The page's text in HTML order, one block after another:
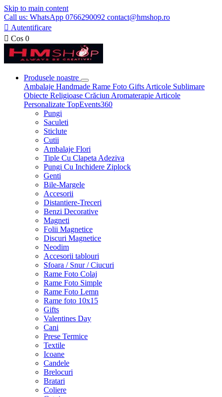
Skip to main content
Call us: WhatsApp 0766290092 contact@hmshop.ro
 Autentificare
 Cos 0
Produsele noastre
Ambalaje Handmade Rame Foto Gifts Articole Sublimare
Obiecte Religioase Crăciun Aromaterapie Articole
Personalizate TopEvents360
Pungi
Saculeti
Sticlute
Cutii
Ambalaje Flori
Tiple Cu Clapeta Adeziva
Pungi Cu Inchidere Ziplock
Genti
Bile-Margele
Accesorii
Distantiere-Treceri
Benzi Decorative
Magneti
Folii Magnetice
Discuri Magnetice
Neodim
Accesorii tablouri
Sfoara / Snur / Ciucuri
Rame Foto Colaj
Rame Foto Simple
Rame Foto Lemn
Rame foto 10x15
Gifts
Valentines Day
Cani
Prese Termice
Textile
Icoane
Candele
Brelocuri
Bratari
Coliere